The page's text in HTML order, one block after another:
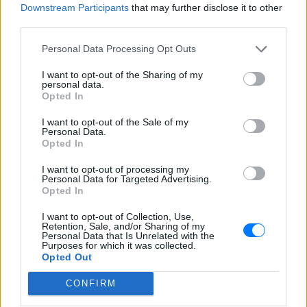
Downstream Participants that may further disclose it to other
Personal Data Processing Opt Outs
I want to opt-out of the Sharing of my
personal data.
Opted In
I want to opt-out of the Sale of my
Personal Data.
Opted In
I want to opt-out of processing my
Personal Data for Targeted Advertising.
Opted In
I want to opt-out of Collection, Use,
Retention, Sale, and/or Sharing of my
Personal Data that Is Unrelated with the
Purposes for which it was collected.
Opted Out
CONFIRM
QUIZ
ΠΡΙΝ 65 ΕΒΔΟΜΆΔΕΣ
ελληνικές ταινίες της
Με μερικά μόνο στοιχεία
τύπου Β: Kάνε το τεστ για να
μάθεις ποια έχεις
QUIZ ΠΡΙΝ 90 ΕΒΔΟΜΆΔΕΣ